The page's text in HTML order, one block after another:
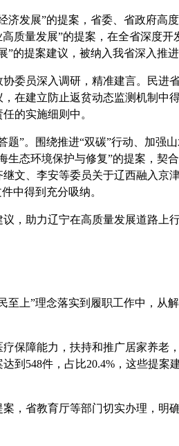
发展”的提案，省委、省政府高
质量发展”的提案，在全省深度
”的提案建议，被纳入我省深入推
员深入调研，精准建言。民进
在建立防止返贫动态监测机制中
的实施细则中。
”。围绕推进“双碳”行动、加强
生态环境保护与修复”的提案，契
文、李安等委员关于辽西融入京
中得到充分吸纳。
助力辽宁在高质量发展道路上行
上”理念落实到履职工作中，从解
障能力，扶持和推广居家养老
548件，占比20.4%，这些提案
省教育厅等部门切实办理，明